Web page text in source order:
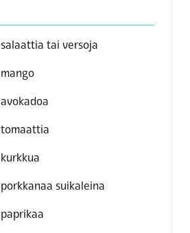
salaattia tai versoja
mango
avokadoa
tomaattia
kurkkua
porkkanaa suikaleina
paprikaa